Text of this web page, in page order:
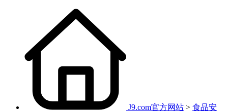
J9.com官方网站 > 食品安